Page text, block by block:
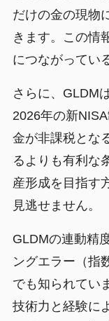
だけの金の現物
きます。この情
につながってい
さらに、GLDM
2026年の新
金が非課税とな
るよりも有利な
産形成を目指す
見逃せません。
GLDMの連動精
ングエラー（指
でも知られてい
技術力と経験に